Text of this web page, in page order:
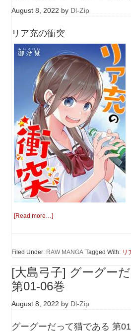
August 8, 2022 by Dl-Zip
リア充の衝突
[Read more…]
Filed Under: RAW MANGA Tagged With: リ
[大島弓子] グーグー
第01-06巻
August 8, 2022 by Dl-Zip
グーグーだって猫である 第